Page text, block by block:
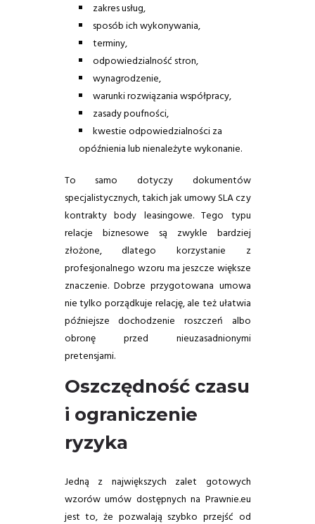
zakres usług,
sposób ich wykonywania,
terminy,
odpowiedzialność stron,
wynagrodzenie,
warunki rozwiązania współpracy,
zasady poufności,
kwestie odpowiedzialności za
opóźnienia lub nienależyte wykonanie.
To samo dotyczy dokumentów
specjalistycznych, takich jak umowy SLA czy
kontrakty body leasingowe. Tego typu
relacje biznesowe są zwykle bardziej
złożone, dlatego korzystanie z
profesjonalnego wzoru ma jeszcze większe
znaczenie. Dobrze przygotowana umowa
nie tylko porządkuje relację, ale też ułatwia
późniejsze dochodzenie roszczeń albo
obronę przed nieuzasadnionymi
pretensjami.
Oszczędność czasu
i ograniczenie
ryzyka
Jedną z największych zalet gotowych
wzorów umów dostępnych na Prawnie.eu
jest to, że pozwalają szybko przejść od